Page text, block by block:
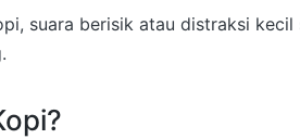
suara berisik atau distraksi